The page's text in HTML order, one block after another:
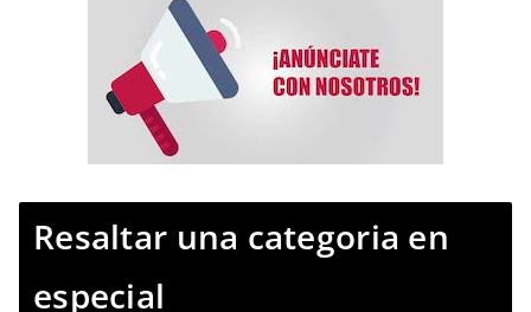
Resaltar una categoria en
especial